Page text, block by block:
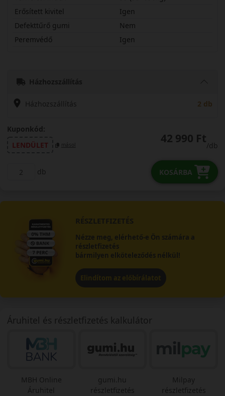
Erősített kivitel
Igen
Defekttűrő gumi
Nem
Peremvédő
Igen
Házhozszállítás
Házhozszállítás 2 db
Kuponkód:
LENDÜLET
másol 42 990 Ft
/db
db KOSÁRBA
RÉSZLETFIZETÉS
Nézze meg, elérhető-e Ön számára a
részletfizetés
bármilyen elköteleződés nélkül!
Elindítom az előbírálatot
Áruhitel és részletfizetés kalkulátor
MBH Online
Áruhitel
gumi.hu
részletfizetés
Milpay
részletfizetés